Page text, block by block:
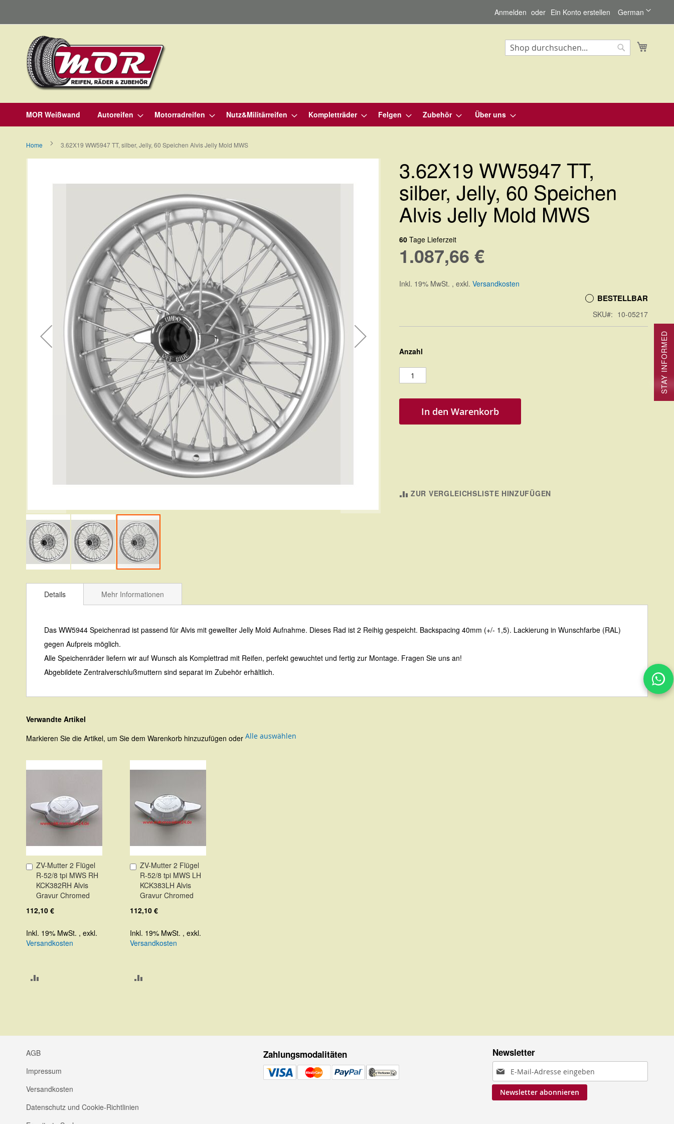
zum
Inhalt
Sprache
German
Anmelden Ein Konto erstellen
MOR Weißwand Autoreifen Motorradreifen Nutz&Militärreifen Kompletträder Felgen Zubehör Über uns
Home 3.62X19 WW5947 TT, silber, Jelly, 60 Speichen Alvis Jelly Mold MWS
Anfang
springen
3.62X19 WW5947 TT,
silber, Jelly, 60 Speichen
Alvis Jelly Mold MWS
60 Tage Lieferzeit
1.087,66 €
Inkl. 19% MwSt. , exkl. Versandkosten
BESTELLBAR
SKU 10-05217
Anzahl
In den Warenkorb
ZUR VERGLEICHSLISTE HINZUFÜGEN
Details
Das WW5944 Speichenrad ist passend für Alvis mit gewellter Jelly Mold Aufnahme. Dieses Rad ist 2 Reihig gespeicht. Backspacing 40mm (+/- 1,5). Lackierung in Wunschfarbe (RAL)
gegen Aufpreis möglich.
Alle Speichenräder liefern wir auf Wunsch als Komplettrad mit Reifen, perfekt gewuchtet und fertig zur Montage. Fragen Sie uns an!
Abgebildete Zentralverschlußmuttern sind separat im Zubehör erhältlich.
Mehr Informationen
Verwandte Artikel
Markieren Sie die Artikel, um Sie dem Warenkorb hinzuzufügen oder Alle auswählen
ZV-Mutter 2 Flügel
R-52/8 tpi MWS RH
KCK382RH Alvis
Gravur Chromed
112,10 €
Inkl. 19% MwSt. , exkl.
Versandkosten
In
den
Warenkorb
ZV-Mutter 2 Flügel
R-52/8 tpi MWS LH
KCK383LH Alvis
Gravur Chromed
112,10 €
Inkl. 19% MwSt. , exkl.
Versandkosten
In
den
Warenkorb
Newsletter
Anmeldung
zum
Newsletter:
Newsletter abonnieren
Zahlungsmodalitäten
AGB
Impressum
Versandkosten
Datenschutz und Cookie-Richtlinien
STAY INFORMED